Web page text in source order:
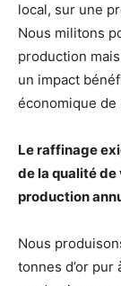
local, sur une
Nous militons
production
un impact
économique de
Le raffinage
de la qualité
production
Nous
tonnes d’or pur